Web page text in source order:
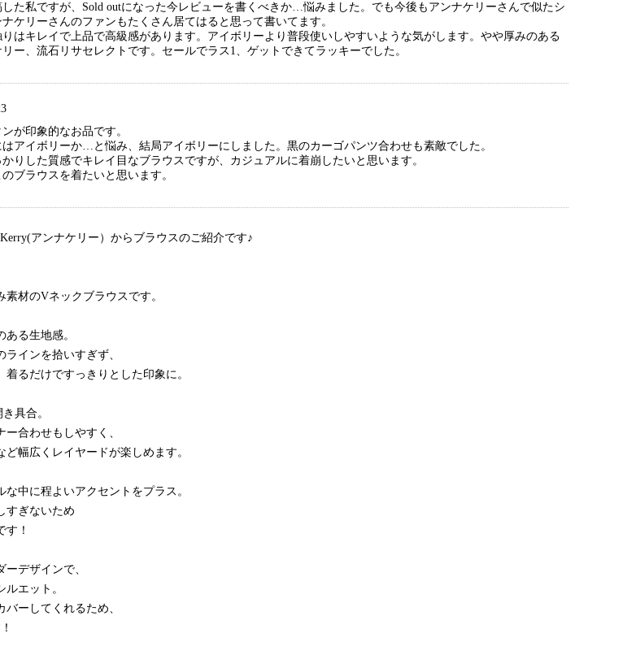
た私ですが、Sold outになった今レビューを書くべきか…悩みました。でも今後もアンナケリーさんで似たシ
ケリーさんのファンもたくさん居てはると思って書いてます。
はキレイで上品で高級感があります。アイボリーより普段使いしやすいような気がします。やや厚みのある
ー、流石リサセレクトです。セールでラス1、ゲットできてラッキーでした。
が印象的なお品です。
アイボリーか…と悩み、結局アイボリーにしました。黒のカーゴパンツ合わせも素敵でした。
りした質感でキレイ目なブラウスですが、カジュアルに着崩したいと思います。
ブラウスを着たいと思います。
アンナケリー）からブラウスのご紹介です♪
材のVネックブラウスです。
る生地感。
インを拾いすぎず、
るだけですっきりとした印象に。
具合。
合わせもしやすく、
幅広くレイヤードが楽しめます。
中に程よいアクセントをプラス。
すぎないため
す！
デザインで、
エット。
ーしてくれるため、